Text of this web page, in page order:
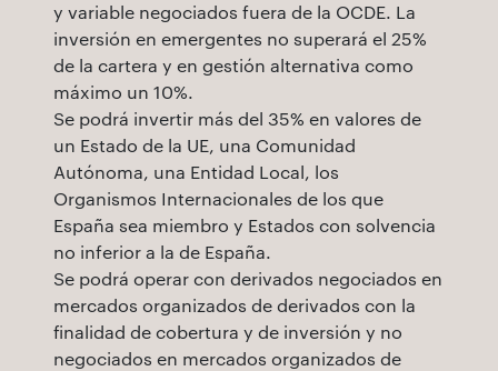
y variable negociados fuera de la OCDE. La
inversión en emergentes no superará el 25%
de la cartera y en gestión alternativa como
máximo un 10%.
Se podrá invertir más del 35% en valores de
un Estado de la UE, una Comunidad
Autónoma, una Entidad Local, los
Organismos Internacionales de los que
España sea miembro y Estados con solvencia
no inferior a la de España.
Se podrá operar con derivados negociados en
mercados organizados de derivados con la
finalidad de cobertura y de inversión y no
negociados en mercados organizados de